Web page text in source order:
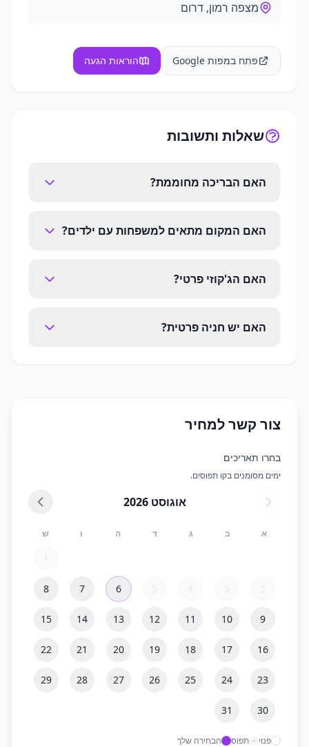
מצפה רמון, דרום
פתח במפות Google הוראות הגעה
שאלות ותשובות
האם הבריכה מחוממת?
האם המקום מתאים למשפחות עם ילדים?
האם הג'קוזי פרטי?
האם יש חניה פרטית?
צור קשר למחיר
בחרו תאריכים
ימים מסומנים בקו תפוסים.
אוגוסט 2026
א ב ג ד ה ו ש
6
7
8
9
10
11
12
13
14
15
16
17
18
19
20
21
22
23
24
25
26
27
28
29
30
31
פנוי תפוס הבחירה שלך